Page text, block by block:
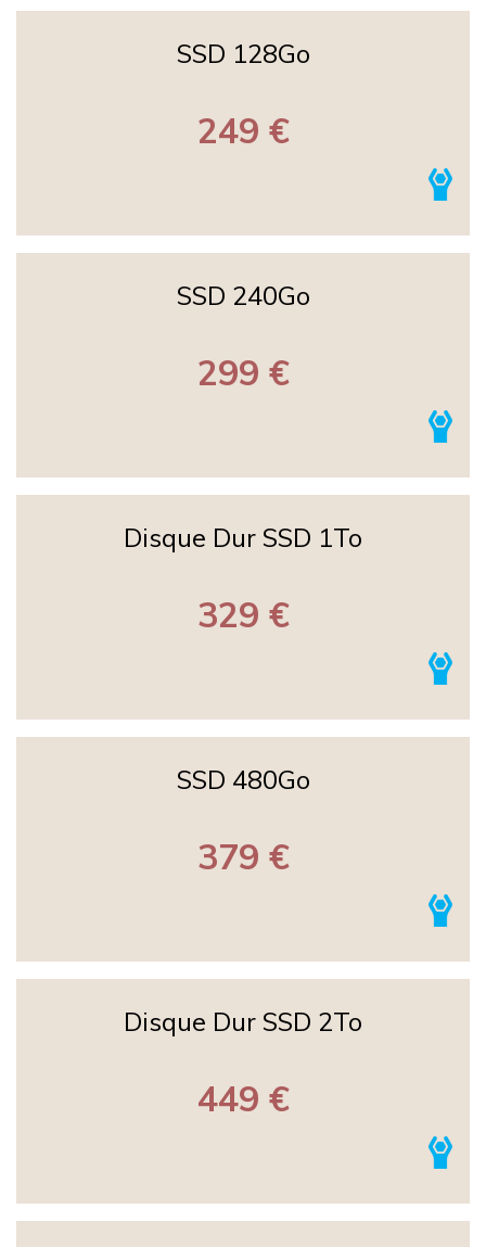
SSD 128Go
249 €
SSD 240Go
299 €
Disque Dur SSD 1To
329 €
SSD 480Go
379 €
Disque Dur SSD 2To
449 €